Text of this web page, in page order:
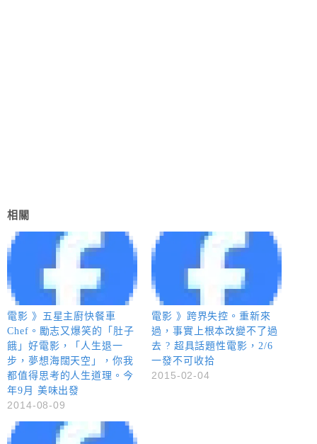
相關
電影 》五星主廚快餐車
Chef。勵志又爆笑的「肚子
餓」好電影，「人生退一
步，夢想海闊天空」，你我
都值得思考的人生道理。今
年9月 美味出發
2014-08-09
電影 》跨界失控。重新來
過，事實上根本改變不了過
去 ? 超具話題性電影，2/6
一發不可收拾
2015-02-04